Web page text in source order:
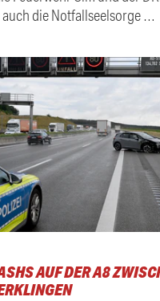
die Notfallseelsorge …
AUF DER A8